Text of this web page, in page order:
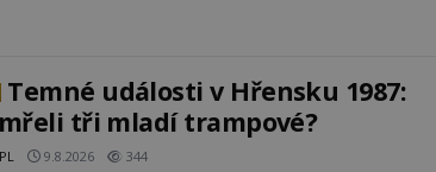
Temné události v Hřensku 1987:
tři mladí trampové?
9.8.2026 344